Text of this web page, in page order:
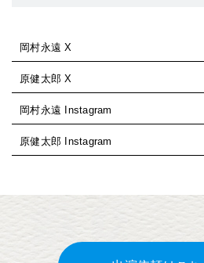
岡村永遠 X
原健太郎 X
岡村永遠 Instagram
原健太郎 Instagram